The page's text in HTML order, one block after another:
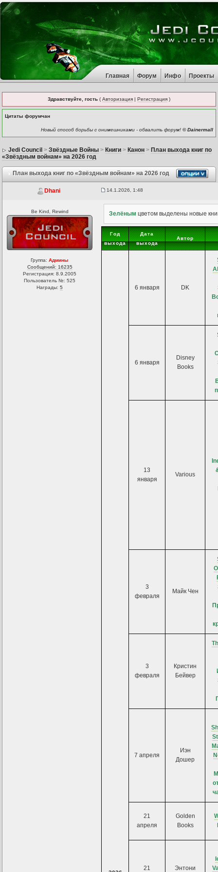
Главная Форум Инфо Проекты
Здравствуйте, гость ( Авторизация | Регистрация )
Цитаты форумчан
Новый способ борьбы с онимешниками - обвалить форум! © Dainermall
Jedi Council >Звёздные Войны > Книги > Канон > План выхода книг по
«Звёздным войнам» на 2026 год
План выхода книг по «Звёздным войнам» на 2026 год
Dhani 14.1.2026, 1:48
Be Kind, Rewind
Группа:Админы
Сообщений: 16235
Регистрация: 8.9.2005
Пользователь №: 525
Награды:5
Зелёным цветом выделены новые
Год
выхода
Дата
выхода
Автор
6 января DK
6 января
Disney
Books
13
января
Various
3
февраля
Майк Чен
3
февраля
Кристин
Бейвер
7 апреля
Иэн
Дошер
21
апреля
Golden
Books
21
Энтони